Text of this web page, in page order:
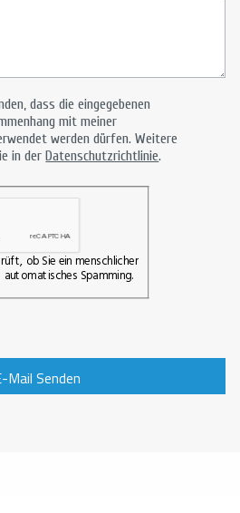
dass die eingegebenen
mit meiner
werden dürfen. Weitere
in derDatenschutzrichtlinie.
ob Sie ein menschlicher
Spamming.
Mail Senden